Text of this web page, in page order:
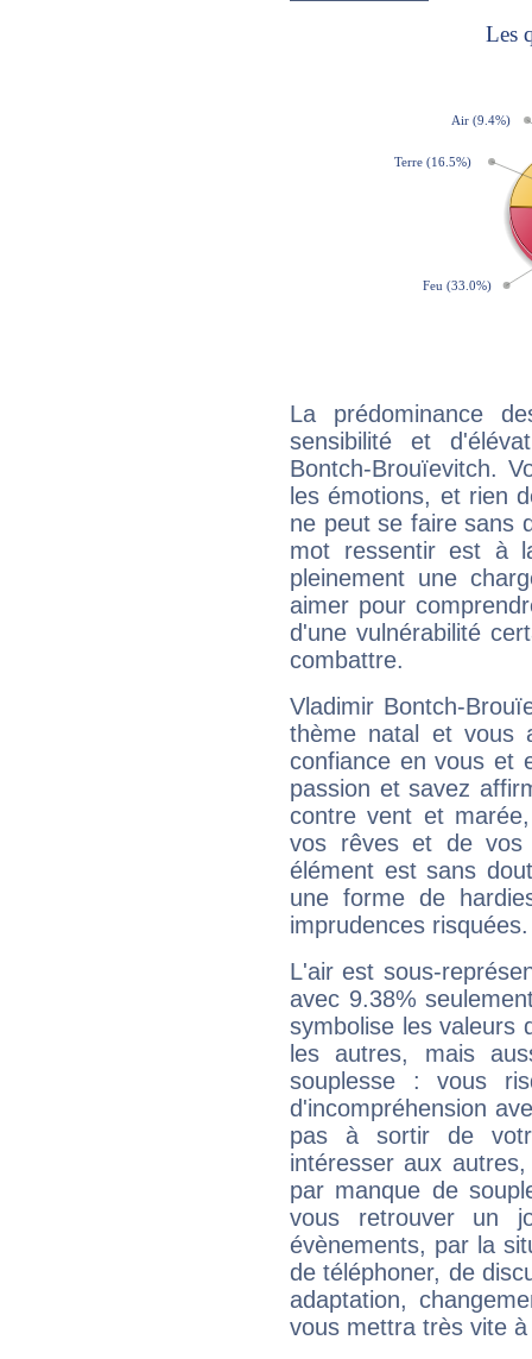
La prédominance
sensibilité et
Bontch-Brouïevitch.
les émotions, et rien
ne peut se faire sans
mot ressentir est à
pleinement une
aimer pour
d'une vulnérabilité
combattre.
Vladimir Bontch-
thème natal et vous
confiance en vous et
passion et savez
contre vent et
vos rêves et de vos
élément est sans
une forme de
imprudences risquées.
L'air est sous-
avec 9.38%
symbolise les valeurs
les autres, mais
souplesse : vous
d'incompréhension
pas à sortir de
intéresser aux
par manque de
vous retrouver un
évènements, par la
de téléphoner, de
adaptation,
vous mettra très vite